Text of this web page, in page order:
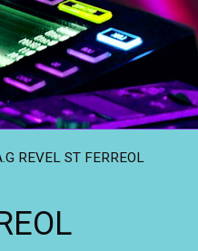
REVEL ST FERREOL